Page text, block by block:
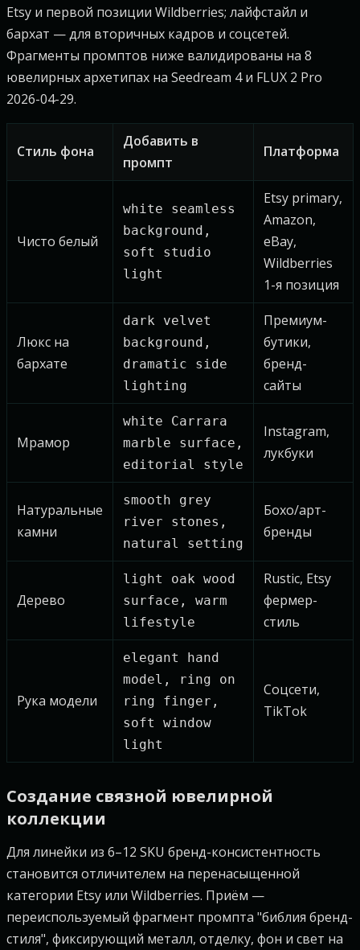
Etsy и первой позиции Wildberries; лайфстайл и
бархат — для вторичных кадров и соцсетей.
Фрагменты промптов ниже валидированы на 8
ювелирных архетипах на Seedream 4 и FLUX 2 Pro
2026-04-29.
Стиль фона
Добавить в
промпт
Платформа
Чисто белый
white seamless
background,
soft studio
light
Etsy primary,
Amazon,
eBay,
Wildberries
1-я позиция
Люкс на
бархате
dark velvet
background,
dramatic side
lighting
Премиум-
бутики,
бренд-
сайты
Мрамор
white Carrara
marble surface,
editorial style
Instagram,
лукбуки
Натуральные
камни
smooth grey
river stones,
natural setting
Бохо/арт-
бренды
Дерево
light oak wood
surface, warm
lifestyle
Rustic, Etsy
фермер-
стиль
Рука модели
elegant hand
model, ring on
ring finger,
soft window
light
Соцсети,
TikTok
Создание связной ювелирной
коллекции
Для линейки из 6–12 SKU бренд-консистентность
становится отличителем на перенасыщенной
категории Etsy или Wildberries. Приём —
переиспользуемый фрагмент промпта "библия бренд-
стиля", фиксирующий металл, отделку, фон и свет на